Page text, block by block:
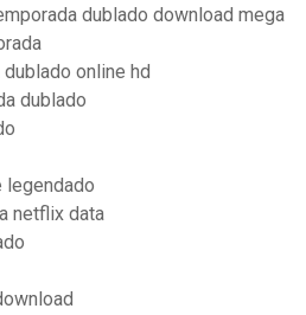
dublado download mega
online hd
dublado
legendado
netflix data